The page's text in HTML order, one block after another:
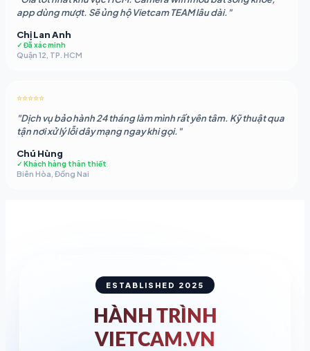
app dùng mượt. Sẽ ủng hộ Vietcam TEAM lâu dài."
Chị Lan Anh
✓ Đã xác minh
Quận 12, TP. HCM
⭐⭐⭐⭐⭐
"Dịch vụ bảo hành 24 tháng làm mình rất yên tâm. Kỹ thuật qua
tận nơi xử lý lỗi dây mạng ngay khi gọi."
Chú Hùng
✓ Khách hàng thân thiết
Biên Hòa, Đồng Nai
ESTABLISHED 2025
HÀNH TRÌNH
VIETCAM.VN